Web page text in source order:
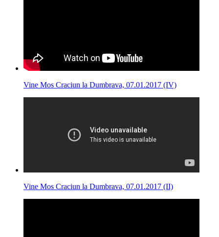
Vine Mos Craciun la Dumbrava, 07.01.2017 (IV)
Vine Mos Craciun la Dumbrava, 07.01.2017 (II)